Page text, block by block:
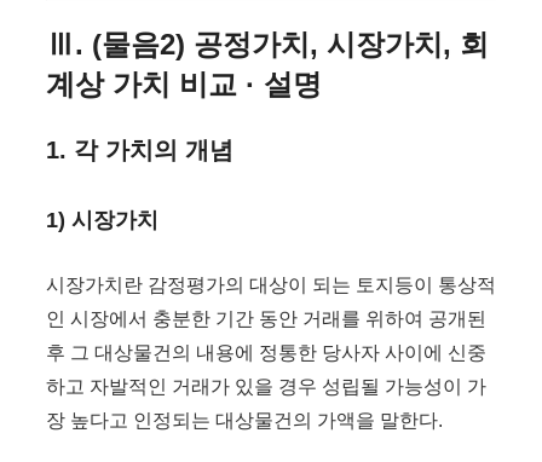
Ⅲ. (물음2) 공정가치, 시장가치, 회
계상 가치 비교 · 설명
1. 각 가치의 개념
1) 시장가치
시장가치란 감정평가의 대상이 되는 토지등이 통상적
인 시장에서 충분한 기간 동안 거래를 위하여 공개된
후 그 대상물건의 내용에 정통한 당사자 사이에 신중
하고 자발적인 거래가 있을 경우 성립될 가능성이 가
장 높다고 인정되는 대상물건의 가액을 말한다.